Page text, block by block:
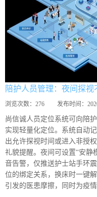
陪护人员管理：夜间探视
浏览次数： 276 发布时间：
尚信诚人员定位系统可向陪
实现轻量化定位。系统自动
出允许探视时间或进入非授
礼貌提醒。夜间可设置“安静
音告警，仅推送护士站手环
位的绑定关系，换床时一键
引发的医患摩擦，同时为疫